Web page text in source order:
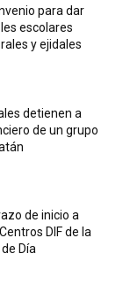
para dar
escolares
y ejidales
detienen a
de un grupo
de inicio a
DIF de la
Día